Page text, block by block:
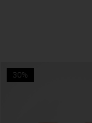
30%